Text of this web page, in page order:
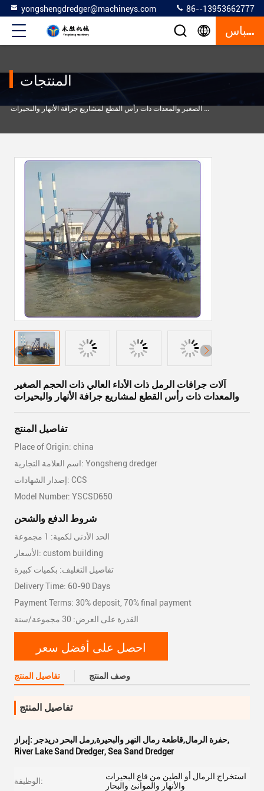
yongshengdredger@machineys.com 86--13953662777
إقتباس
المنتجات
آلات جرافات الرمل ذات الأداء العالي ذات الحجم الصغير والمعدات ذات رأس القطع لمشاريع جرافة الأنهار والبحيرات
آلات جرافات الرمل ذات الأداء العالي ذات الحجم الصغير
والمعدات ذات رأس القطع لمشاريع جرافة الأنهار والبحيرات
تفاصيل المنتج
Place of Origin: china
اسم العلامة التجارية: Yongsheng dredger
إصدار الشهادات: CCS
Model Number: YSCSD650
شروط الدفع والشحن
الحد الأدنى لكمية: 1 مجموعة
الأسعار: custom building
تفاصيل التغليف: بكميات كبيرة
Delivery Time: 60-90 Days
Payment Terms: 30% deposit, 70% final payment
القدرة على العرض: 30 مجموعة/سنة
احصل على أفضل سعر
تفاصيل المنتج وصف المنتج
تفاصيل المنتج
إبراز: حفرة الرمال,قاطعة رمال النهر والبحيرة,رمل البحر دريدجر,
River Lake Sand Dredger,Sea Sand Dredger
الوظيفة:
استخراج الرمال أو الطين من قاع البحيرات
والأنهار والموانئ والبحار